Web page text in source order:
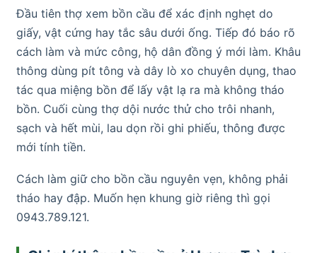
Đầu tiên thợ xem bồn cầu để xác định nghẹt do
giấy, vật cứng hay tắc sâu dưới ống. Tiếp đó báo rõ
cách làm và mức công, hộ dân đồng ý mới làm. Khâu
thông dùng pít tông và dây lò xo chuyên dụng, thao
tác qua miệng bồn để lấy vật lạ ra mà không tháo
bồn. Cuối cùng thợ dội nước thử cho trôi nhanh,
sạch và hết mùi, lau dọn rồi ghi phiếu, thông được
mới tính tiền.
Cách làm giữ cho bồn cầu nguyên vẹn, không phải
tháo hay đập. Muốn hẹn khung giờ riêng thì gọi
0943.789.121.